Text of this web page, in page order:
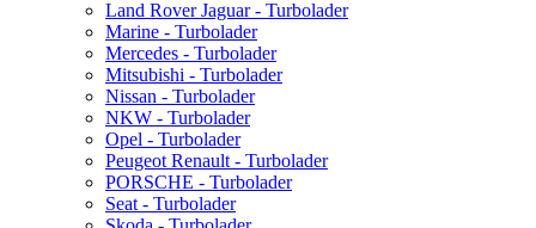
Land Rover Jaguar - Turbolader
Marine - Turbolader
Mercedes - Turbolader
Mitsubishi - Turbolader
Nissan - Turbolader
NKW - Turbolader
Opel - Turbolader
Peugeot Renault - Turbolader
PORSCHE - Turbolader
Seat - Turbolader